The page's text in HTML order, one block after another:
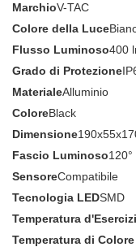
MarchioV-TAC
Colore della Luce
Flusso Luminoso400
Grado di Protezione
MaterialeAlluminio
ColoreBlack
Dimensione
Fascio Luminoso120°
SensoreCompatibile
Tecnologia LEDSMD
Temperatura
Temperatura di Colore